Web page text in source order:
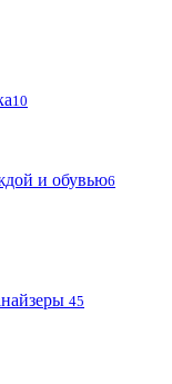
10
и обувью6
45